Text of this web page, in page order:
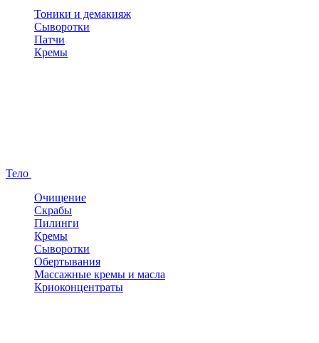
Тоники и демакияж
Сыворотки
Патчи
Кремы
Тело
Очищение
Скрабы
Пилинги
Кремы
Сыворотки
Обертывания
Массажные кремы и масла
Криоконцентраты